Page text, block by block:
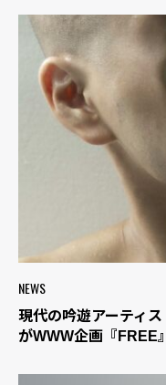
NEWS
現代の吟遊アーティ
がWWW企画『FREE